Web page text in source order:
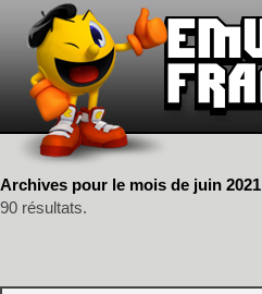
Archives pour le mois de juin 2021
90 résultats.